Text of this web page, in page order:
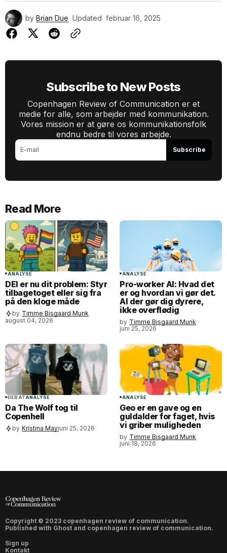
by Brian Due Updated februar 16, 2025
Subscribe to New Posts
Copenhagen Review of Communication er et
medie for alle, som arbejder med kommunikation.
Vores mission er at gøre os kommunikationsfolk
endnu bedre til vores arbejde.
Subscribe
Read More
ANALYSE
DEI er nu dit problem: Styr
tilbagetoget eller sig fra
på den kloge måde
by Timme Bisgaard Munk
august 04, 2026
ANALYSE
Pro-worker AI: Hvad det
er og hvordan vi gør det.
AI der gør dig dyrere,
ikke overflødig
by Timme Bisgaard Munk
juni 25, 2026
DEBATANALYSE
Da The Wolf tog til
Copenhell
by Kristina Mayjuni 25, 2026
ANALYSE
Geo er en gave og en
guldalder for faget, hvis
vi griber muligheden
by Timme Bisgaard Munk
juni 18, 2026
Copyright © 2023 copenhagen review of communication.
Published with Ghost and copenhagen review of communication.
Sign up
Kontakt